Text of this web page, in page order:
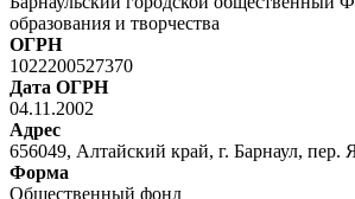
образования и творчества
ОГРН
1022200527370
Дата ОГРН
04.11.2002
Адрес
656049, Алтайский край, г. Барнаул, пер.
Форма
Общественный фонд